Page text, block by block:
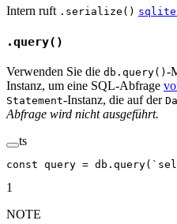
Intern ruft .serialize()
.query()
Verwenden Sie die db.query() -
Instanz, um eine SQL-Abfrage
Statement-Instanz, die auf der
Abfrage wird nicht ausgeführt.
ts
const query = db. query(
1
NOTE